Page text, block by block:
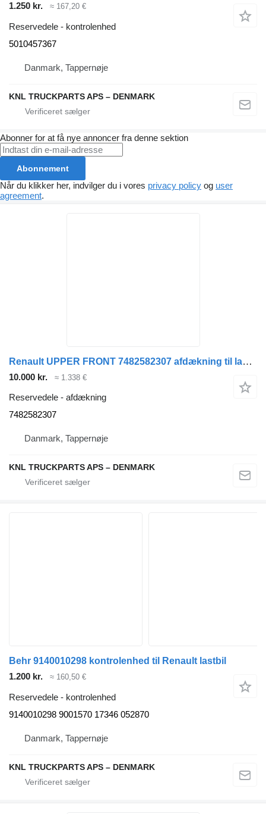
1.250 kr. ≈ 167,20 €
Reservedele - kontrolenhed
5010457367
Danmark, Tappernøje
KNL TRUCKPARTS APS – DENMARK
Abonner for at få nye annoncer fra denne sektion
Abonnement
Når du klikker her, indvilger du i vores privacy policy og user
agreement.
Renault UPPER FRONT 7482582307 afdækning til lastbil
10.000 kr. ≈ 1.338 €
Reservedele - afdækning
7482582307
Danmark, Tappernøje
KNL TRUCKPARTS APS – DENMARK
Behr 9140010298 kontrolenhed til Renault lastbil
1.200 kr.
≈ 160,50 €
Reservedele - kontrolenhed
9140010298 9001570 17346 052870
Danmark, Tappernøje
KNL TRUCKPARTS APS – DENMARK